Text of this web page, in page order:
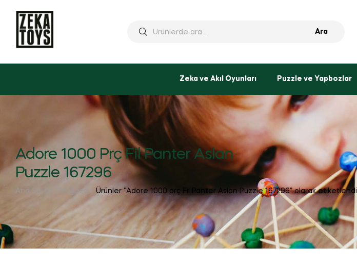
Ara
Zeka ve Akıl Oyunları Puzzle ve Yapbozlar
Adore 1000 Prç Fil Panter Aslan
Puzzle 167296
Ana Sayfa Mağaza Ürünler “Adore 1000 prç Fil Panter Aslan Puzzle 167296” olarak etiketlendi